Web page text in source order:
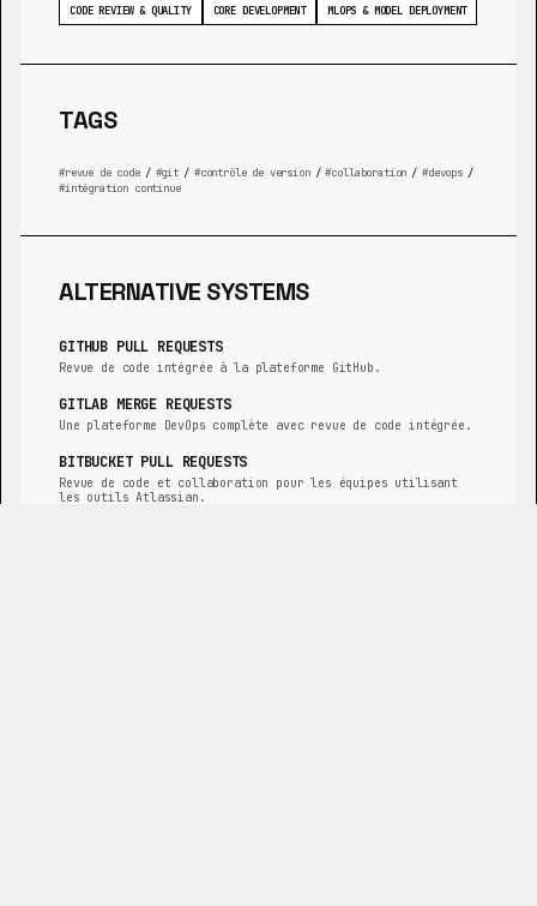
CODE REVIEW & QUALITY CORE DEVELOPMENT MLOPS & MODEL DEPLOYMENT
TAGS
revue de code / git / contrôle de version / collaboration / devops /
intégration continue
ALTERNATIVE SYSTEMS
GITHUB PULL REQUESTS
Revue de code intégrée à la plateforme GitHub.
GITLAB MERGE REQUESTS
Une plateforme DevOps complète avec revue de code intégrée.
BITBUCKET PULL REQUESTS
Revue de code et collaboration pour les équipes utilisant
les outils Atlassian.